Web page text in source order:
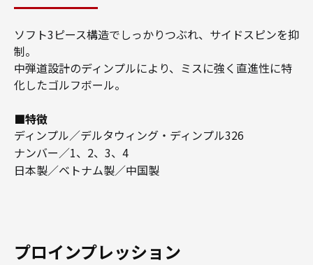
ソフト3ピース構造でしっかりつぶれ、サイドスピンを抑
制。
中弾道設計のディンプルにより、ミスに強く直進性に特
化したゴルフボール。
■特徴
ディンプル／デルタウィング・ディンプル326
ナンバー／1、2、3、4
日本製／ベトナム製／中国製
プロインプレッション